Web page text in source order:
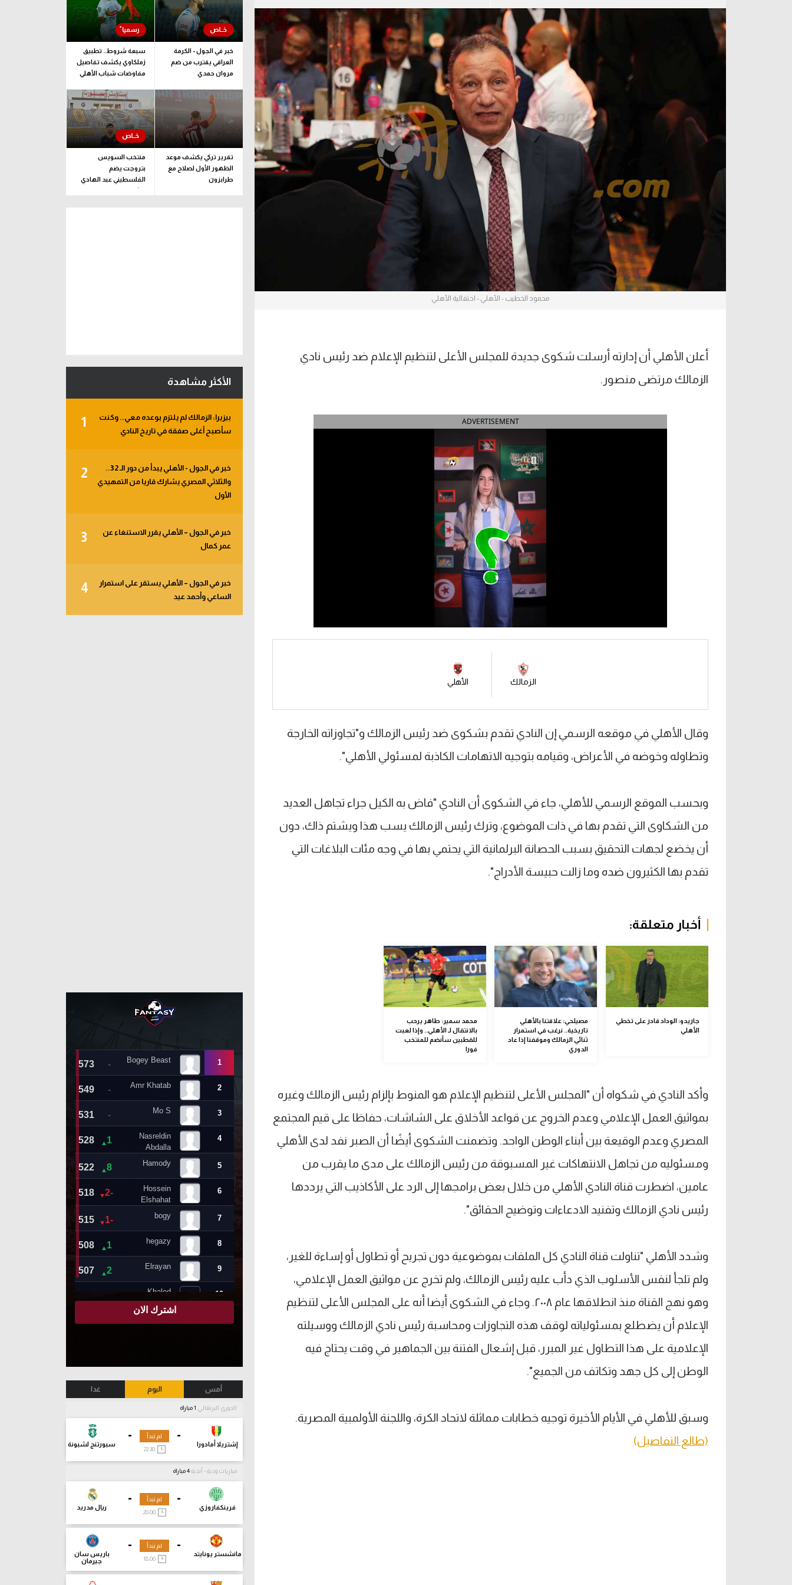
الدوري السعودي للمحترفين
دوري أبطال أوروبا
دوري أبطال إفريقيا
كل البطولات
دوري أبطال أوروبا
القسم الثاني
رياضات أخرى
آسيا
أمريكا
ركن الألعاب
محمود الخطيب - الأهلي - احتفالية الأهلي
أعلن الأهلي أن إدارته أرسلت شكوى جديدة للمجلس الأعلى لتنظيم الإعلام ضد رئيس نادي
الزمالك مرتضى منصور.
ADVERTISEMENT
الزمالك الأهلي
وقال الأهلي في موقعه الرسمي إن النادي تقدم بشكوى ضد رئيس الزمالك و"تجاوزاته الخارجة
وتطاوله وخوضه في الأعراض، وقيامه بتوجيه الاتهامات الكاذبة لمسئولي الأهلي".
وبحسب الموقع الرسمي للأهلي، جاء في الشكوى أن النادي "فاض به الكيل جراء تجاهل العديد
من الشكاوى التي تقدم بها في ذات الموضوع، وترك رئيس الزمالك يسب هذا ويشتم ذاك، دون
أن يخضع لجهات التحقيق بسبب الحصانة البرلمانية التي يحتمي بها في وجه مئات البلاغات التي
تقدم بها الكثيرون ضده وما زالت حبيسة الأدراج".
أخبار متعلقة:
جاريدو: الوداد قادر على تخطي
الأهلي
مصيلحي: علاقتنا بالأهلي
تاريخية.. نرغب في استمرار
ثنائي الزمالك وموقفنا إذا عاد
الدوري
محمد سمير: طاهر يرحب
بالانتقال لـ الأهلي.. وإذا لعبت
للقطبين سأنضم للمنتخب
فورا
وأكد النادي في شكواه أن "المجلس الأعلى لتنظيم الإعلام هو المنوط بإلزام رئيس الزمالك وغيره
بمواثيق العمل الإعلامي وعدم الخروج عن قواعد الأخلاق على الشاشات، حفاظا على قيم المجتمع
المصري وعدم الوقيعة بين أبناء الوطن الواحد. وتضمنت الشكوى أيضًا أن الصبر نفد لدى الأهلي
ومسئوليه من تجاهل الانتهاكات غير المسبوقة من رئيس الزمالك على مدى ما يقرب من
عامين، اضطرت قناة النادي الأهلي من خلال بعض برامجها إلى الرد على الأكاذيب التي يرددها
رئيس نادي الزمالك وتفنيد الادعاءات وتوضيح الحقائق".
وشدد الأهلي "تناولت قناة النادي كل الملفات بموضوعية دون تجريح أو تطاول أو إساءة للغير،
ولم تلجأ لنفس الأسلوب الذي دأب عليه رئيس الزمالك، ولم تخرج عن مواثيق العمل الإعلامي،
وهو نهج القناة منذ انطلاقها عام ٢٠٠٨. وجاء في الشكوى أيضا أنه على المجلس الأعلى لتنظيم
الإعلام أن يضطلع بمسئولياته لوقف هذه التجاوزات ومحاسبة رئيس نادي الزمالك ووسيلته
الإعلامية على هذا التطاول غير المبرر، قبل إشعال الفتنة بين الجماهير في وقت يحتاج فيه
الوطن إلى كل جهد وتكاتف من الجميع".
وسبق للأهلي في الأيام الأخيرة توجيه خطابات مماثلة لاتحاد الكرة، واللجنة الأولمبية المصرية.
(طالع التفاصيل)
خبر في الجول - الكرمة
العراقي يقترب من ضم
مروان حمدي
سبعة شروط.. تطبيق
زملكاوي يكشف تفاصيل
مفاوضات شباب الأهلي
تقرير تركي يكشف موعد
الظهور الأول لصلاح مع
طرابزون
منتخب السويس
بتروجت يضم
الفلسطيني عبد الهادي
راشد
الأكثر مشاهدة
1
بيزيرا: الزمالك لم يلتزم بوعده معي.. وكنت
سأصبح أغلى صفقة في تاريخ النادي
2
خبر في الجول - الأهلي يبدأ من دور الـ 32..
والثلاثي المصري يشارك قاريا من التمهيدي
الأول
3
خبر في الجول – الأهلي يقرر الاستنغاء عن
عمر كمال
4
خبر في الجول – الأهلي يستقر على استمرار
الساعي وأحمد عيد
أمس اليوم غدا
الدوري البرتغالي
-
إشتريلا أمادورا
-
سبورتنج لشبونة
لم تبدأ
22:30
مباريات ودية - أندية
-
فرينكفاروزي
-
ريال مدريد
لم تبدأ
20:00
-
مانشستر يونايتد
-
باريس سان
جيرمان
لم تبدأ
18:00